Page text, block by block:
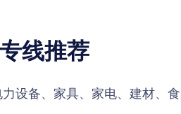
线推荐
设备、家具、家电、建材、